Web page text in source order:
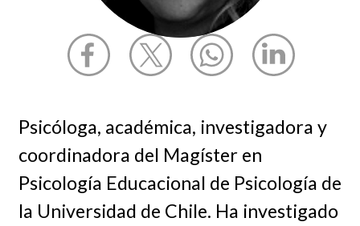
Psicóloga, académica, investigadora y
coordinadora del Magíster en
Psicología Educacional de Psicología de
la Universidad de Chile. Ha investigado